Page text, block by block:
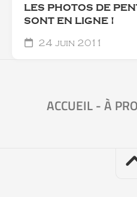
LES PHOTOS DE
SONT EN LIGNE !
24 juin 2011
ACCUEIL-À